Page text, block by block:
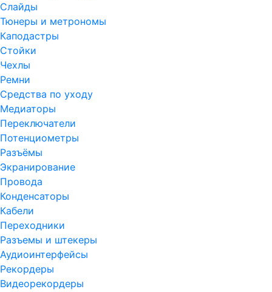
Слайды
Тюнеры и метрономы
Каподастры
Стойки
Чехлы
Ремни
Средства по уходу
Медиаторы
Переключатели
Потенциометры
Разъёмы
Экранирование
Провода
Конденсаторы
Кабели
Переходники
Разъемы и штекеры
Аудиоинтерфейсы
Рекордеры
Видеорекордеры